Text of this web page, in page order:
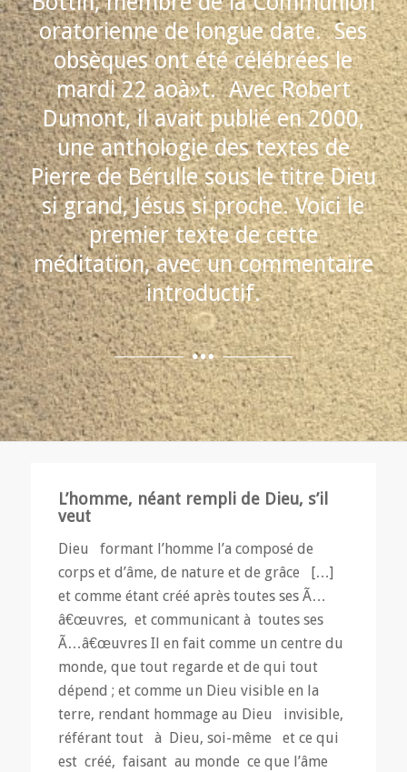
oratorienne de longue date. Ses
obsèques ont été célébrées le
mardi 22 aoà»t. Avec Robert
Dumont, il avait publié en 2000,
une anthologie des textes de
Pierre de Bérulle sous le titre Dieu
si grand, Jésus si proche. Voici le
premier texte de cette
méditation, avec un commentaire
introductif.
L’homme, néant rempli de Dieu, s’il
veut
Dieu formant l’homme l’a composé de
corps et d’âme, de nature et de grâce […]
et comme étant créé après toutes ses Ã…
â€œuvres, et communicant à toutes ses
Ã…â€œuvres Il en fait comme un centre du
monde, que tout regarde et de qui tout
dépend ; et comme un Dieu visible en la
terre, rendant hommage au Dieu invisible,
référant tout à Dieu, soi-même et ce qui
est créé, faisant au monde ce que l’âme